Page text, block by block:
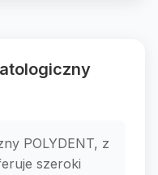
POLYDENT, z
szeroki